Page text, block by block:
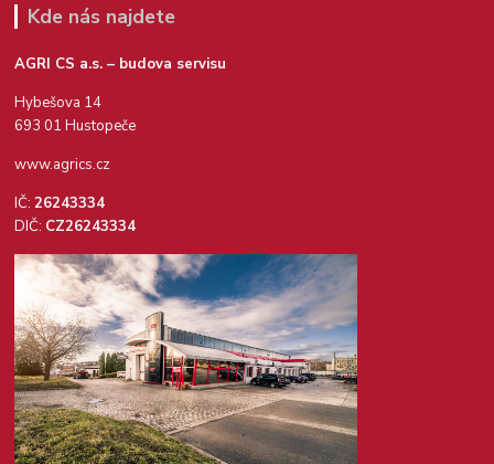
Kde nás najdete
AGRI CS a.s. – budova servisu
Hybešova 14
693 01 Hustopeče
www.agrics.cz
IČ:26243334
DIČ: CZ26243334